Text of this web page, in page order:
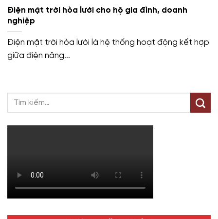
Điện mặt trời hòa lưới cho hộ gia đình, doanh
nghiệp
Điện mặt trời hòa lưới là hệ thống hoạt động kết hợp
giữa điện năng...